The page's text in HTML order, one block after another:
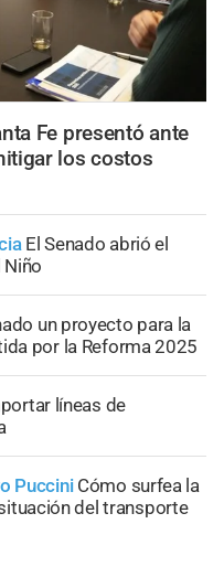
Fe presentó ante
los costos
El Senado abrió el
Niño
un proyecto para la
por la Reforma 2025
líneas de
Puccini Cómo surfea la
del transporte